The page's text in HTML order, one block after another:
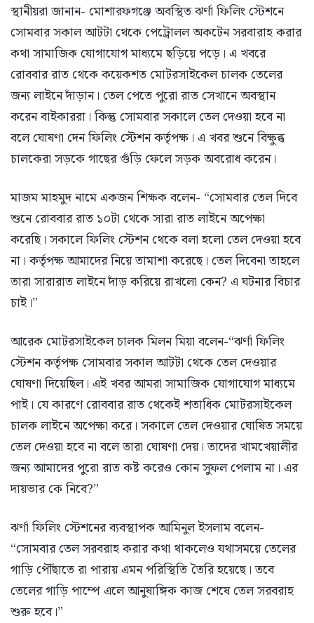
স্থানীয়রা জানান- মোশারফগঞ্জে অবস্থিত ঝর্ণা ফিলিং স্টেশনে
সোমবার সকাল আটটা থেকে পেট্রোলল অকটেন সরবারাহ করার
কথা সামাজিক যোগাযোগ মাধ্যমে ছড়িয়ে পড়ে। এ খবরে
রোববার রাত থেকে কয়েকশত মোটরসাইকেল চালক তেলের
জন্য লাইনে দাঁড়ান। তেল পেতে পুরো রাত সেখানে অবস্থান
করেন বাইকাররা। কিন্তু সোমবার সকালে তেল দেওয়া হবে না
বলে ঘোষণা দেন ফিলিং স্টেশন কর্তৃপক্ষ। এ খবর শুনে বিক্ষুব্ধ
চালকেরা সড়কে গাছের গুঁড়ি ফেলে সড়ক অবরোধ করেন।
মাজম মাহমুদ নামে একজন শিক্ষক বলেন- “সোমবার তেল দিবে
শুনে রোববার রাত ১০টা থেকে সারা রাত লাইনে অপেক্ষা
করেছি। সকালে ফিলিং স্টেশন থেকে বলা হলো তেল দেওয়া হবে
না। কর্তৃপক্ষ আমাদের নিয়ে তামাশা করেছে। তেল দিবেনা তাহলে
তারা সারারাত লাইনে দাঁড় করিয়ে রাখলো কেন? এ ঘটনার বিচার
চাই।”
আরেক মোটরসাইকেল চালক মিলন মিয়া বলেন-“ঝর্ণা ফিলিং
স্টেশন কর্তৃপক্ষ সোমবার সকাল আটটা থেকে তেল দেওয়ার
ঘোষণা দিয়েছিল। এই খবর আমরা সামাজিক যোগাযোগ মাধ্যমে
পাই। যে কারণে রোববার রাত থেকেই শতাধিক মোটরসাইকেল
চালক লাইনে অপেক্ষা করে। সকালে তেল দেওয়ার ঘোষিত সময়ে
তেল দেওয়া হবে না বলে তারা ঘোষণা দেয়। তাদের খামখেয়ালীর
জন্য আমাদের পুরো রাত কষ্ট করেও কোন সুফল পেলাম না। এর
দায়ভার কে নিবে?”
ঝর্ণা ফিলিং স্টেশনের ব্যবস্থাপক আমিনুল ইসলাম বলেন-
“সোমবার তেল সরবরাহ করার কথা থাকলেও যথাসময়ে তেলের
গাড়ি পৌঁছাতে রা পারায় এমন পরিস্থিতি তৈরি হয়েছে। তবে
তেলের গাড়ি পাম্পে এলে আনুষাঙ্গিক কাজ শেষে তেল সরবরাহ
শুরু হবে।”